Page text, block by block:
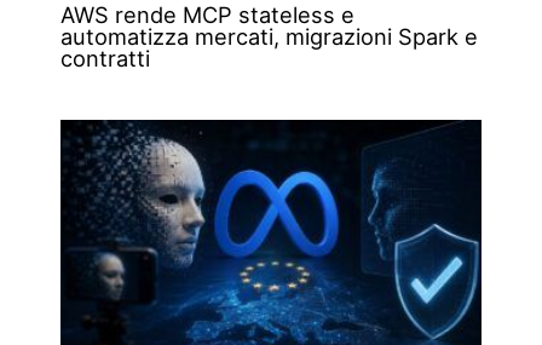
AWS rende MCP stateless e
automatizza mercati, migrazioni Spark e
contratti